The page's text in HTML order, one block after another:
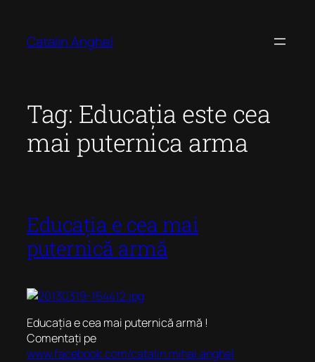
content
Catalin Anghel
Tag: Educația este cea
mai puternica arma
Educația e cea mai
puternică armă
Educația e cea mai puternică armă !
Comentați pe
www.facebook.com/catalin.mihai.anghel